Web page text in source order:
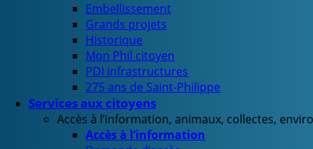
Embellissement
Grands projets
Historique
Mon Phil citoyen
PDI infrastructures
275 ans de Saint-Philippe
Services aux citoyens
Accès à l’information, animaux, collectes,
Accès à l’information